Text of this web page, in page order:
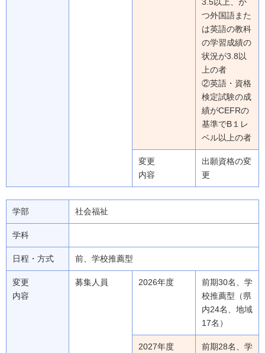
つ外国語また
は英語の教科
の学習成績の
状況が3.8以
上の者
②英語・資格
検定試験の成
績がCEFRの
基準でB１レ
ベル以上の者
変更
内容
出願資格の変
更
学部 社会福祉
学科
日程・方式 前、学校推薦型
変更
内容
募集人員 2026年度
前期30名、学
校推薦型（県
内24名、地域
17名）
2027年度
前期28名、学